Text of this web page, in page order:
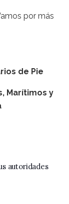
por más
de Pie
Marítimos y
autoridades